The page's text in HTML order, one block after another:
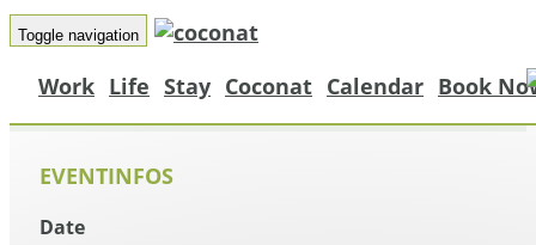
Toggle navigation
Work Life Stay Coconat Calendar Book
EVENTINFOS
Date